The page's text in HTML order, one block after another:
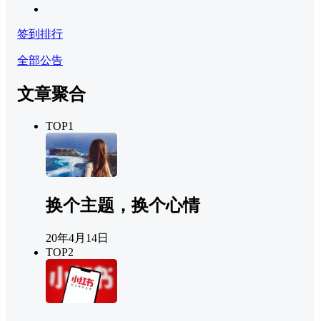
签到排行
全部公告
文章聚合
TOP1
换个主题，换个心情
20年4月14日
TOP2